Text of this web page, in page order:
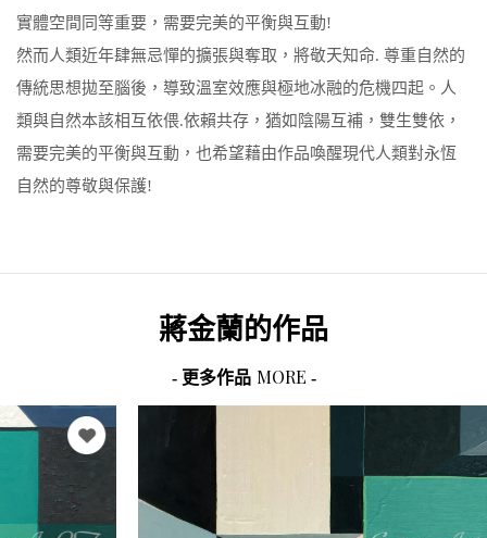
實體空間同等重要，需要完美的平衡與互動!
然而人類近年肆無忌憚的擴張與奪取，將敬天知命. 尊重自然的
傳統思想拋至腦後，導致溫室效應與極地冰融的危機四起。人
類與自然本該相互依偎.依賴共存，猶如陰陽互補，雙生雙依，
需要完美的平衡與互動，也希望藉由作品喚醒現代人類對永恆
自然的尊敬與保護!
蔣金蘭 的作品
- 更多作品 MORE -